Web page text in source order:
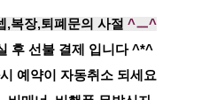
,복장,퇴폐문의 사절 ^ㅡ^
후 선불 결제 입니다 ^*^
예약이 자동취소 되세요